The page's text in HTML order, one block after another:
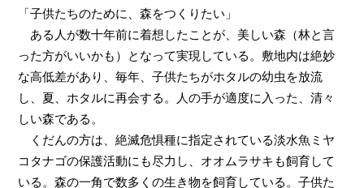
「子供たちのために、森をつくりたい」
ある人が数十年前に着想したことが、美しい森（林と言
った方がいいかも）となって実現している。敷地内は絶妙
な高低差があり、毎年、子供たちがホタルの幼虫を放流
し、夏、ホタルに再会する。人の手が適度に入った、清々
しい森である。
くだんの方は、絶滅危惧種に指定されている淡水魚ミヤ
コタナゴの保護活動にも尽力し、オオムラサキも飼育して
いる。森の一角で数多くの生き物を飼育している。子供た